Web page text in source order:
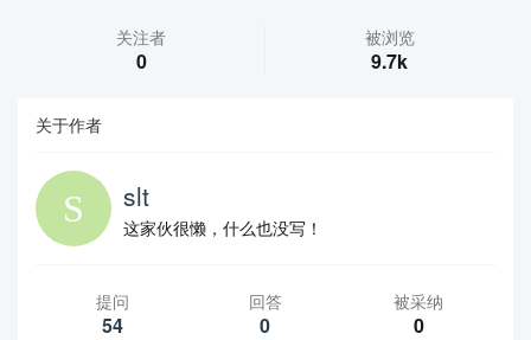
关注者
0
被浏览
9.7k
关于作者
slt
这家伙很懒，什么也没写！
提问
54
回答
0
被采纳
0